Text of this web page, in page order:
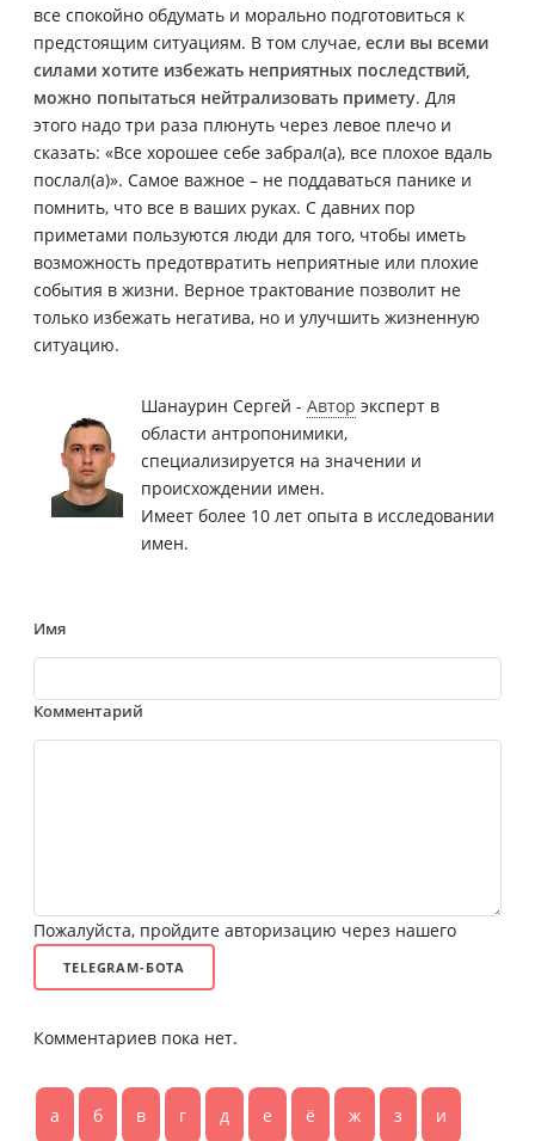
все спокойно обдумать и морально подготовиться к
предстоящим ситуациям. В том случае, если вы всеми
силами хотите избежать неприятных последствий,
можно попытаться нейтрализовать примету. Для
этого надо три раза плюнуть через левое плечо и
сказать: «Все хорошее себе забрал(а), все плохое вдаль
послал(а)». Самое важное – не поддаваться панике и
помнить, что все в ваших руках. С давних пор
приметами пользуются люди для того, чтобы иметь
возможность предотвратить неприятные или плохие
события в жизни. Верное трактование позволит не
только избежать негатива, но и улучшить жизненную
ситуацию.
Шанаурин Сергей - Автор эксперт в
области антропонимики,
специализируется на значении и
происхождении имен.
Имеет более 10 лет опыта в исследовании
имен.
Имя
Комментарий
Пожалуйста, пройдите авторизацию через нашего
TELEGRAM-БОТА
Комментариев пока нет.
а б в г д е ё ж з и